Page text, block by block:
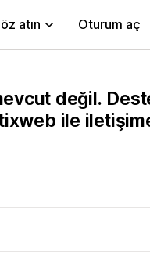
atın Oturum aç
değil.
ile